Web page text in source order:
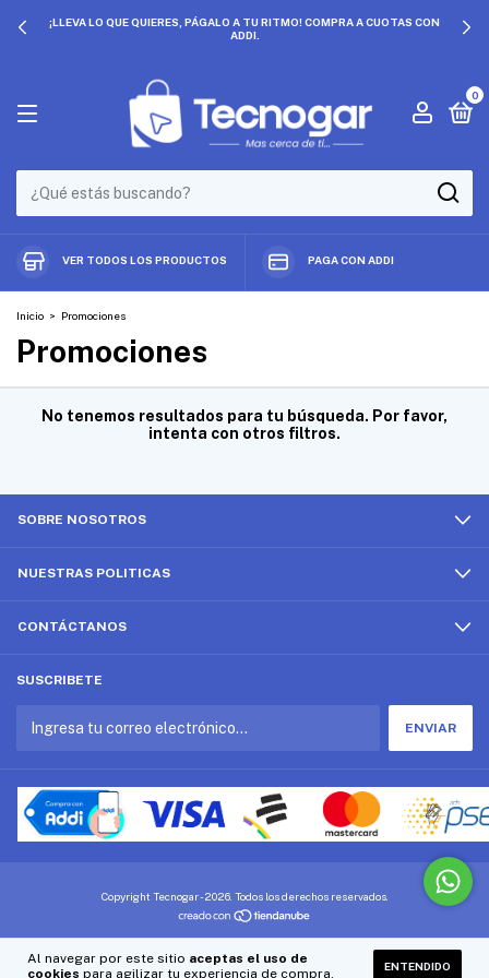
¡LLEVA LO QUE QUIERES, PÁGALO A TU RITMO! COMPRA A CUOTAS CON
ADDI.
0
VER TODOS LOS PRODUCTOS PAGA CON ADDI
Al navegar por este sitio aceptas el uso de
cookies para agilizar tu experiencia de compra. ENTENDIDO
Inicio > Promociones
Promociones
No tenemos resultados para tu búsqueda. Por favor,
intenta con otros filtros.
SOBRE NOSOTROS
NUESTRAS POLITICAS
CONTÁCTANOS
SUSCRIBETE
Copyright Tecnogar - 2026. Todos los derechos reservados.